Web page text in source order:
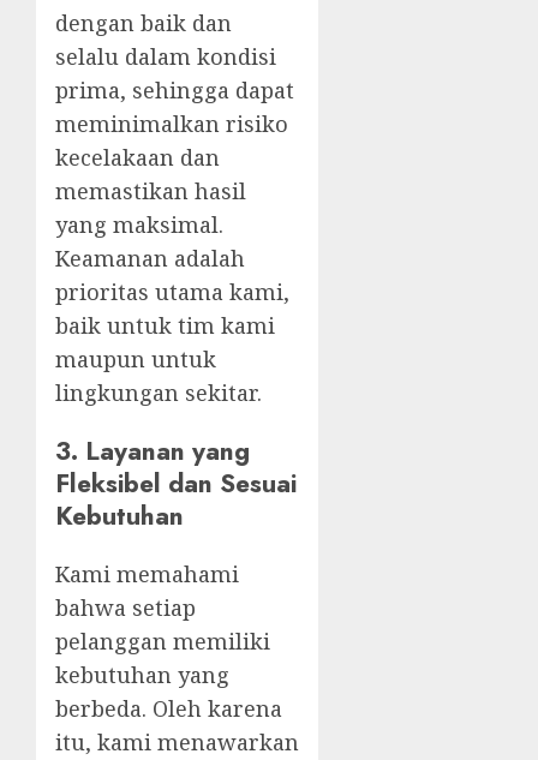
dengan baik dan
selalu dalam kondisi
prima, sehingga dapat
meminimalkan risiko
kecelakaan dan
memastikan hasil
yang maksimal.
Keamanan adalah
prioritas utama kami,
baik untuk tim kami
maupun untuk
lingkungan sekitar.
3. Layanan yang
Fleksibel dan Sesuai
Kebutuhan
Kami memahami
bahwa setiap
pelanggan memiliki
kebutuhan yang
berbeda. Oleh karena
itu, kami menawarkan